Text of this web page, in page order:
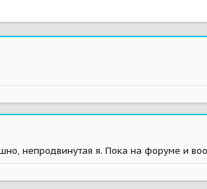
непродвинутая я. Пока на форуме и